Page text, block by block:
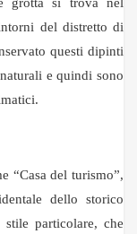
del distretto di
questi dipinti
e quindi sono
“Casa del turismo”,
dello storico
particolare, che